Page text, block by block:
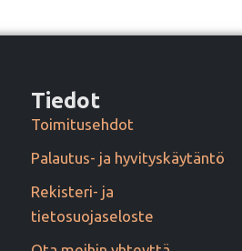
Tiedot
Toimitusehdot
Palautus- ja hyvityskäytäntö
Rekisteri- ja
tietosuojaseloste